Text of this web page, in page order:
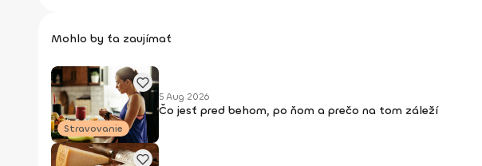
Mohlo by ťa zaujímať
Stravovanie
5 Aug 2026
Čo jesť pred behom, po ňom a prečo na tom záleží